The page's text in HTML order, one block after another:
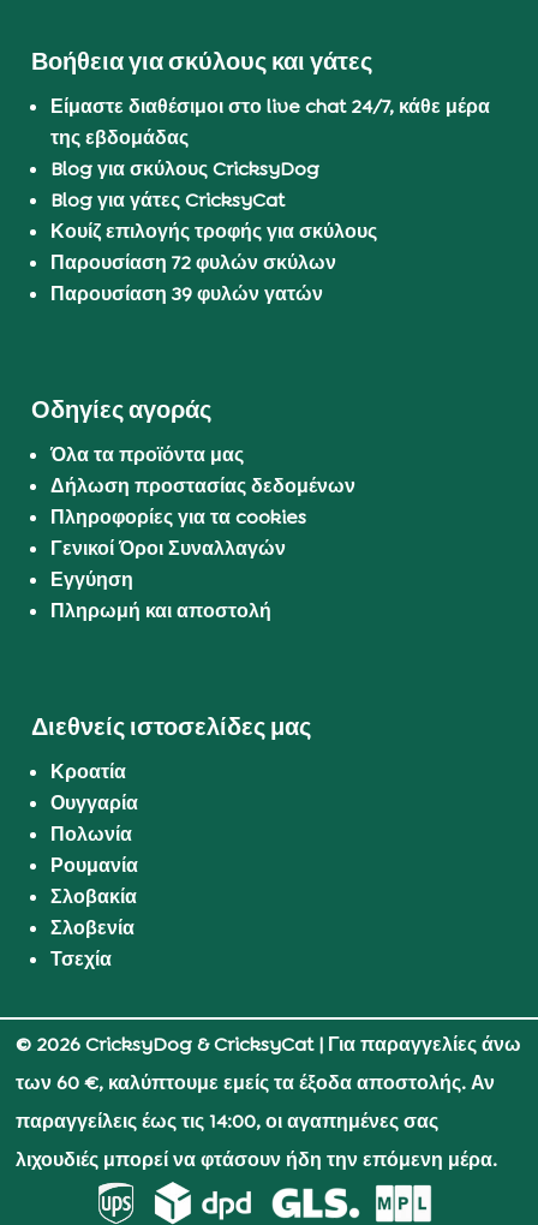
Βοήθεια για σκύλους και γάτες
Είμαστε διαθέσιμοι στο live chat 24/7, κάθε μέρα
της εβδομάδας
Blog για σκύλους CricksyDog
Blog για γάτες CricksyCat
Κουίζ επιλογής τροφής για σκύλους
Παρουσίαση 72 φυλών σκύλων
Παρουσίαση 39 φυλών γατών
Οδηγίες αγοράς
Όλα τα προϊόντα μας
Δήλωση προστασίας δεδομένων
Πληροφορίες για τα cookies
Γενικοί Όροι Συναλλαγών
Εγγύηση
Πληρωμή και αποστολή
Διεθνείς ιστοσελίδες μας
Κροατία
Ουγγαρία
Πολωνία
Ρουμανία
Σλοβακία
Σλοβενία
Τσεχία
© 2026 CricksyDog & CricksyCat| Για παραγγελίες άνω
των 60 €, καλύπτουμε εμείς τα έξοδα αποστολής. Αν
παραγγείλεις έως τις 14:00, οι αγαπημένες σας
λιχουδιές μπορεί να φτάσουν ήδη την επόμενη μέρα.